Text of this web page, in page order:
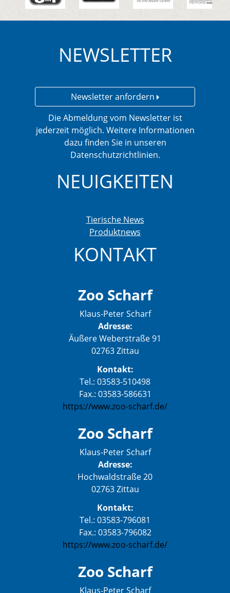
NEWSLETTER
Newsletter anfordern
Die Abmeldung vom Newsletter ist
jederzeit möglich. Weitere Informationen
dazu finden Sie in unseren
Datenschutzrichtlinien.
NEUIGKEITEN
Tierische News
Produktnews
KONTAKT
Zoo Scharf
Klaus-Peter Scharf
Adresse:
Äußere Weberstraße 91
02763 Zittau
Kontakt:
Tel.: 03583-510498
Fax.: 03583-586631
https://www.zoo-scharf.de/
Zoo Scharf
Klaus-Peter Scharf
Adresse:
Hochwaldstraße 20
02763 Zittau
Kontakt:
Tel.: 03583-796081
Fax.: 03583-796082
https://www.zoo-scharf.de/
Zoo Scharf
Klaus-Peter Scharf